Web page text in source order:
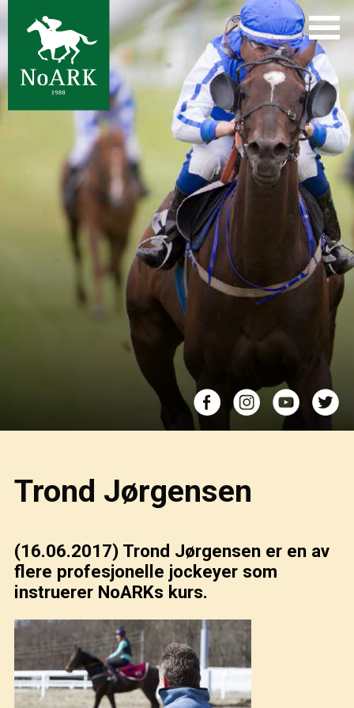
Trond Jørgensen
(16.06.2017) Trond Jørgensen er en av
flere profesjonelle jockeyer som
instruerer NoARKs kurs.